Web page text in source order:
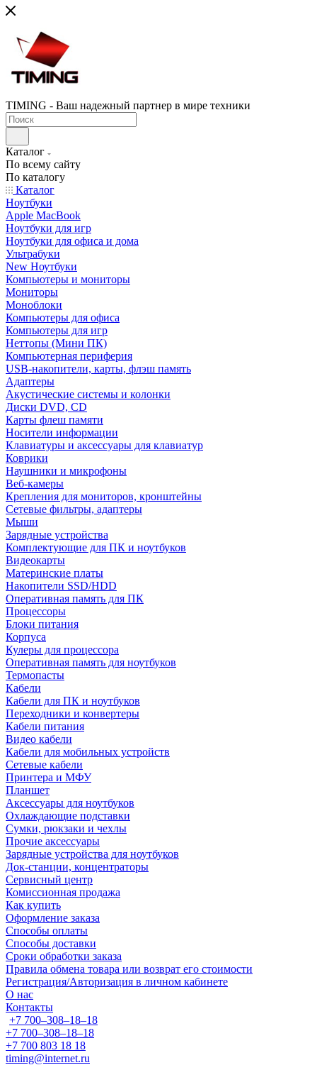
TIMING - Ваш надежный партнер в мире техники
Каталог
По всему сайту
По каталогу
Каталог
Ноутбуки
Apple MacBook
Ноутбуки для игр
Ноутбуки для офиса и дома
Ультрабуки
New Ноутбуки
Компьютеры и мониторы
Мониторы
Моноблоки
Компьютеры для офиса
Компьютеры для игр
Неттопы (Мини ПК)
Компьютерная периферия
USB-накопители, карты, флэш память
Адаптеры
Акустические системы и колонки
Диски DVD, CD
Карты флеш памяти
Носители информации
Клавиатуры и аксессуары для клавиатур
Коврики
Наушники и микрофоны
Веб-камеры
Крепления для мониторов, кронштейны
Сетевые фильтры, адаптеры
Мыши
Зарядные устройства
Комплектующие для ПК и ноутбуков
Видеокарты
Материнские платы
Накопители SSD/HDD
Оперативная память для ПК
Процессоры
Блоки питания
Корпуса
Кулеры для процессора
Оперативная память для ноутбуков
Термопасты
Кабели
Кабели для ПК и ноутбуков
Переходники и конвертеры
Кабели питания
Видео кабели
Кабели для мобильных устройств
Сетевые кабели
Принтера и МФУ
Планшет
Аксессуары для ноутбуков
Охлаждающие подставки
Сумки, рюкзаки и чехлы
Прочие аксессуары
Зарядные устройства для ноутбуков
Док-станции, концентраторы
Сервисный центр
Комиссионная продажа
Как купить
Оформление заказа
Способы оплаты
Способы доставки
Сроки обработки заказа
Правила обмена товара или возврат его стоимости
Регистрация/Авторизация в личном кабинете
О нас
Контакты
+7 700‒308‒18‒18
+7 700‒308‒18‒18
+7 700 803 18 18
timing@internet.ru